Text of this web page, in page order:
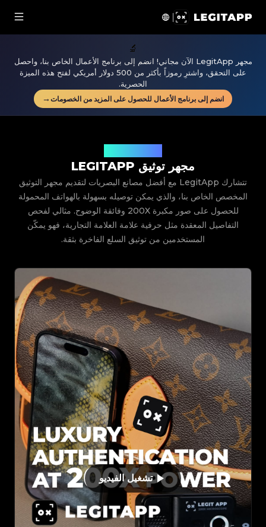
🔬
مجهر LegitApp الآن مجاني! انضم إلى برنامج الأعمال الخاص بنا، واحصل
على التحقق، واشترِ رموزاً بأكثر من 500 دولار أمريكي لفتح هذه الميزة
الحصرية.
انضم إلى برنامج الأعمال للحصول على المزيد من الخصومات →
مجهر توثيق LEGITAPP
تتشارك LegitApp مع أفضل مصانع البصريات لتقديم مجهر التوثيق
المخصص الخاص بنا، والذي يمكن توصيله بسهولة بالهواتف المحمولة
للحصول على صور مكبرة 200X وفائقة الوضوح. مثالي لفحص
التفاصيل المعقدة مثل حرفية علامة العلامة التجارية، فهو يمكّن
المستخدمين من توثيق السلع الفاخرة بثقة.
تشغيل الفيديو